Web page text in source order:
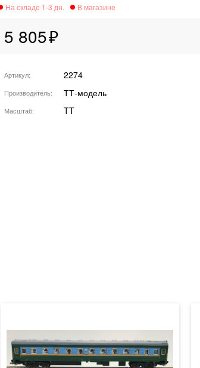
5 805
Артикул 2274
Производитель ТТ-модель
Масштаб TT